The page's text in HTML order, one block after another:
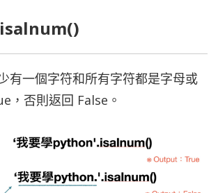
有一個字符和所有字符都是字母或
，否則返回 False。